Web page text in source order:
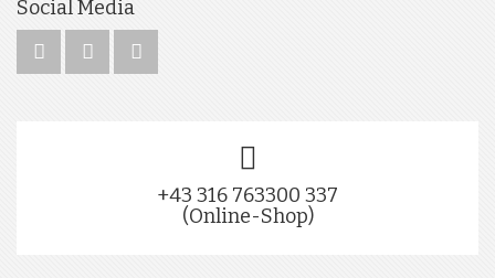
Social Media
+43 316 763300 337
(Online-Shop)